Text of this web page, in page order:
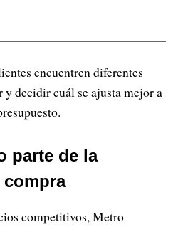
encuentren diferentes
y decidir cuál se ajusta mejor a
parte de la
compra
competitivos, Metro